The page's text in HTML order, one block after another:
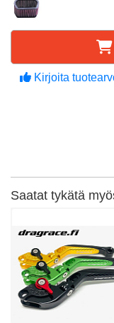
Kirjoita
Saatat tykätä